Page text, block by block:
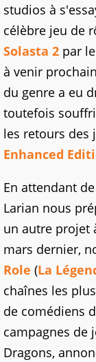
studios à
célèbre jeu de
Solasta 2 par
à venir
du genre a eu
toutefois
les retours des
Enhanced
En attendant
Larian nous
un autre projet
mars dernier,
Role (La
chaînes les
de comédiens
campagnes de
Dragons,